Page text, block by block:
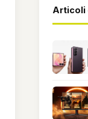
Articoli